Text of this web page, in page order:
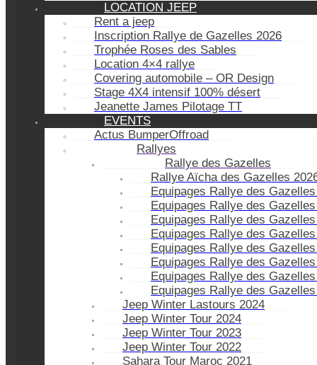
LOCATION JEEP
Rent a jeep
Inscription Rallye de Gazelles 2026
Trophée Roses des Sables
Location 4×4 rallye
Covering automobile – OR Design
Stage 4X4 intensif 100% désert
Jeanette James Pilotage TT
EVENTS
Actus BumperOffroad
Rallyes
Rallye des Gazelles
Rallye Aïcha des Gazelles
Equipages Rallye des
Equipages Rallye des
Equipages Rallye des
Equipages Rallye des
Equipages Rallye des
Equipages Rallye des
Equipages Rallye des
Equipages Rallye des
Jeep Winter Lastours 2024
Jeep Winter Tour 2024
Jeep Winter Tour 2023
Jeep Winter Tour 2022
Sahara Tour Maroc 2021